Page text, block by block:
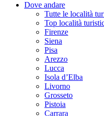
Dove andare
Tutte le località
Top località
Firenze
Siena
Pisa
Arezzo
Lucca
Isola d’Elba
Livorno
Grosseto
Pistoia
Carrara